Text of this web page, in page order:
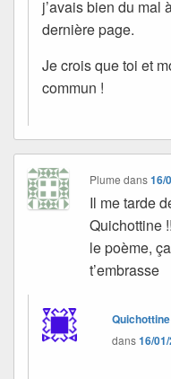
j’avais bien du mal
dernière page.
Je crois que toi et
commun !
Plume dans16/
Il me tarde
Quichottine
le poème,
t’embrasse
Quichottine
dans16/